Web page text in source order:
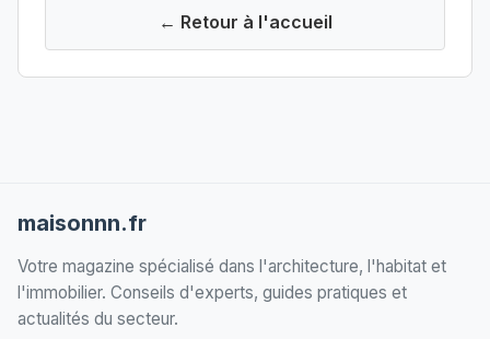
← Retour à l'accueil
maisonnn.fr
Votre magazine spécialisé dans l'architecture, l'habitat et
l'immobilier. Conseils d'experts, guides pratiques et
actualités du secteur.